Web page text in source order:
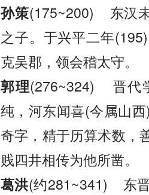
孙策(175~200) 东汉
之子。于兴平二年
克吴郡，领会稽太守。
郭理(276~324) 晋代
纯，河东闻喜(今属山
奇字，精于历算术数，
贱四井相传为他所凿。
葛洪(约281~341) 东